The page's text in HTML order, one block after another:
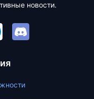
новости.